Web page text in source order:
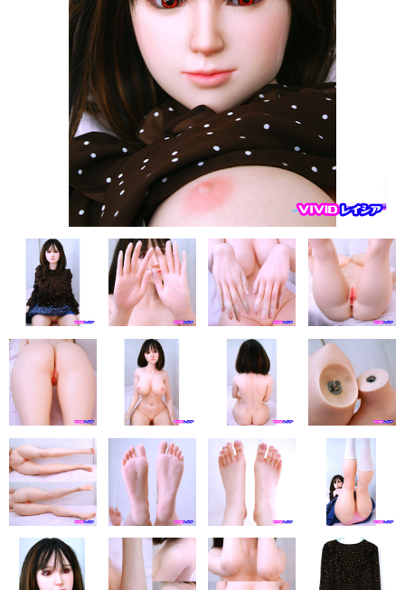
Sanhui Doll
Sino DOLL
XYcolo Doll
WM DOLL
KISS DOLL
DOLLHOUSE168
JY DOLL
eles
DOLL4EVER
アップルトレーディングカンパニー
KUMA STORE
ベルドール東京
ラモンドール